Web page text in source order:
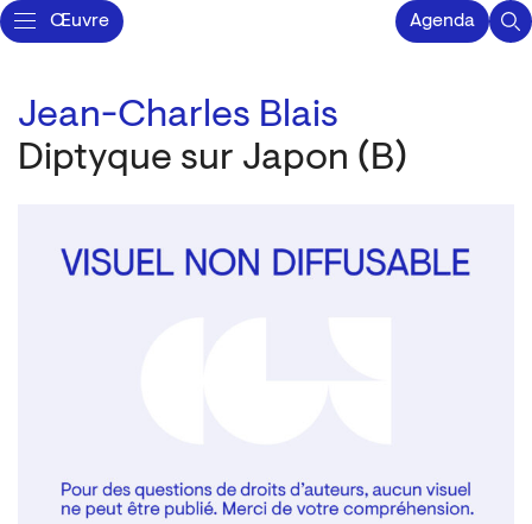
Œuvre Agenda
Jean-Charles Blais
Diptyque sur Japon (B)